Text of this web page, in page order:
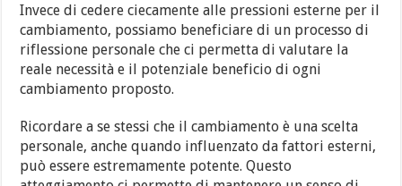
Invece di cedere ciecamente alle pressioni esterne per il
cambiamento, possiamo beneficiare di un processo di
riflessione personale che ci permetta di valutare la
reale necessità e il potenziale beneficio di ogni
cambiamento proposto.
Ricordare a se stessi che il cambiamento è una scelta
personale, anche quando influenzato da fattori esterni,
può essere estremamente potente. Questo